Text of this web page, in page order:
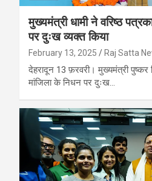
मुख्यमंत्री धामी ने वरिष्ठ
पर दुःख व्यक्त किया
February 13, 2025 Raj Satta
देहरादून 13 फ़रवरी। मुख्यमंत्री पुष्कर
मांजिला के निधन पर दुःख…